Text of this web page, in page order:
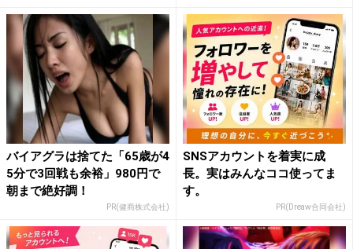
バイアグラは捨てた「65歳が4
5分で3回戦も余裕」980円で
朝まで絶好調！
PR(健商株式会社)
SNSアカウントを着実に成
長。実はみんなココ使ってま
す。
PR(Dreaw合同会社)